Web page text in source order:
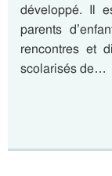
développé. Il
parents
rencontres et
scolarisés de…